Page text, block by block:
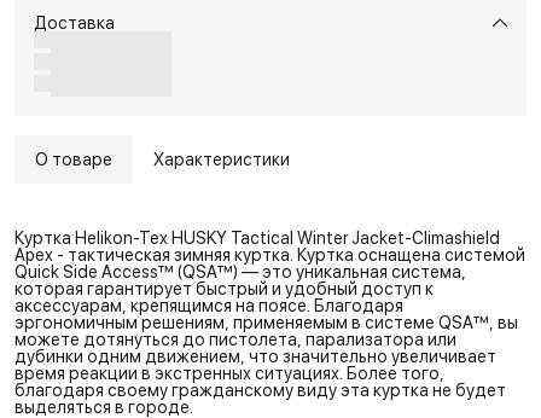
Доставка
О товаре Характеристики
Куртка Helikon-Tex HUSKY Tactical Winter Jacket-Climashield
Apex - тактическая зимняя куртка. Куртка оснащена системой
Quick Side Access™ (QSA™) — это уникальная система,
которая гарантирует быстрый и удобный доступ к
аксессуарам, крепящимся на поясе. Благодаря
эргономичным решениям, применяемым в системе QSA™, вы
можете дотянуться до пистолета, парализатора или
дубинки одним движением, что значительно увеличивает
время реакции в экстренных ситуациях. Более того,
благодаря своему гражданскому виду эта куртка не будет
выделяться в городе.